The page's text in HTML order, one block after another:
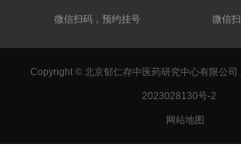
微信扫码，预约挂号 微信
Copyright © 北京郁仁存中医药研究中心有限公
2023028130号-2
网站地图